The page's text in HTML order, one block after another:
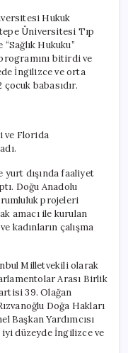
Hukuk
Üniversitesi Tıp
Hukuku”
bitirdi ve
İngilizce ve orta
babasıdır.
ve Florida
dışında faaliyet
Doğu Anadolu
projeleri
amacı ile kurulan
kadınların çalışma
Milletvekili olarak
Arası Birlik
39. Olağan
Doğa Hakları
Başkan Yardımcısı
iyi düzeyde İngilizce ve